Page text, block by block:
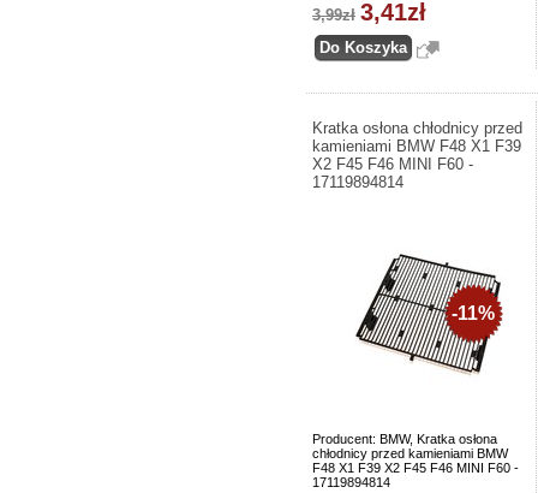
3,99zł 3,41zł
Kratka osłona chłodnicy przed
kamieniami BMW F48 X1 F39
X2 F45 F46 MINI F60 -
17119894814
Producent: BMW, Kratka osłona
chłodnicy przed kamieniami BMW
F48 X1 F39 X2 F45 F46 MINI F60 -
17119894814
-11%